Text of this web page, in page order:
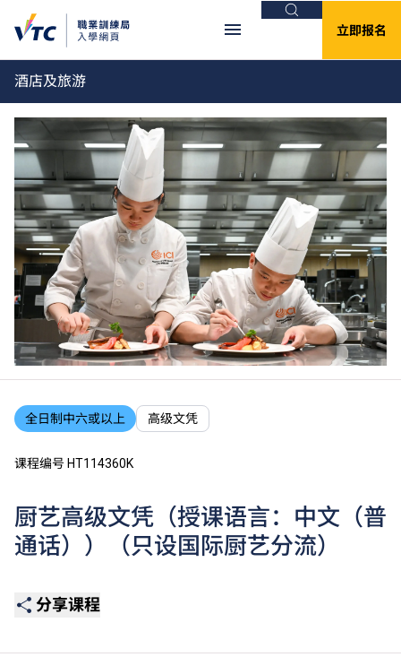
搜索
立即报名
酒店及旅游
全日制中六或以上 高级文凭
课程编号 HT114360K
厨艺高级文凭（授课语言：中文（普
通话））（只设国际厨艺分流）
分享课程